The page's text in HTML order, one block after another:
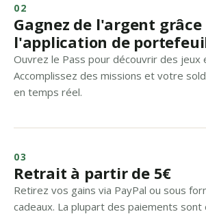
02
Gagnez de l'argent grâce
l'application de
Ouvrez le Pass pour découvrir des jeux
Accomplissez des missions et votre
en temps réel.
03
Retrait à partir de 5€
Retirez vos gains via PayPal ou sous
cadeaux. La plupart des paiements